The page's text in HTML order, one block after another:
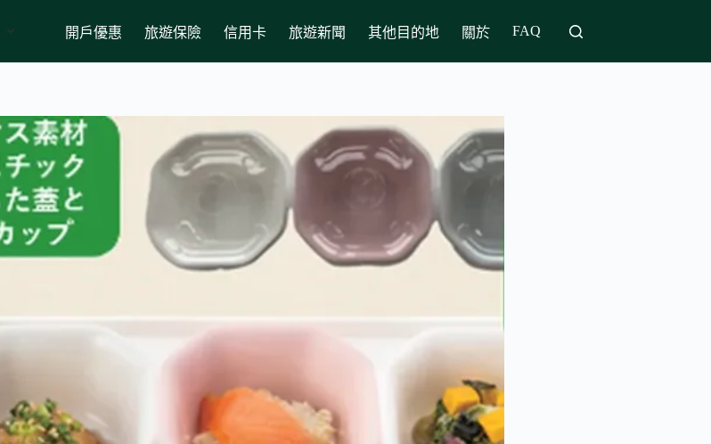
開戶優惠 旅遊保險 信用卡 旅遊新聞 其他目的地 關於 FAQ